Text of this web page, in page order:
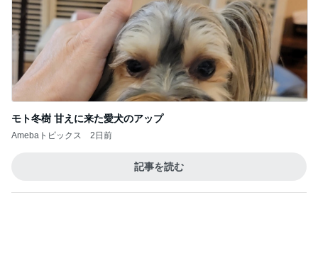
モト冬樹 甘えに来た愛犬のアップ
Amebaトピックス 2日前
記事を読む